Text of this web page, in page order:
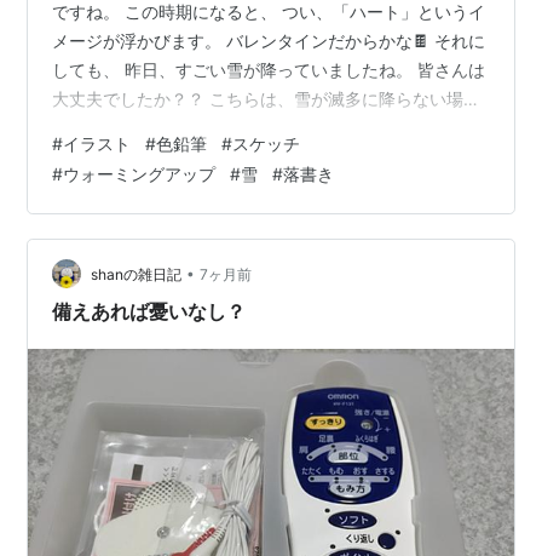
ですね。 この時期になると、 つい、「ハート」というイ
メージが浮かびます。 バレンタインだからかな🍫 それに
しても、 昨日、すごい雪が降っていましたね。 皆さんは
大丈夫でしたか？？ こちらは、雪が滅多に降らない場所
ました😳⛄️ 「お〜〜〜っっ雪だ！雪が降って
る〜〜！！！」 と、思わずテンションが上がってしまい
ました。 でも、１cmくらい積もってたかな😂 白い雪は
やっぱりキレイ。 でも何より1番キレイだったのは、 隣
さんの梅の木に雪が積もってた景色でした。 写真を撮り
たかったけど、 お隣さんの…
#イラスト #色鉛筆 #スケッチ
#ウォーミングアップ #雪 #落書き
shanの雑日記 • 7ヶ月前
備えあれば憂いなし？